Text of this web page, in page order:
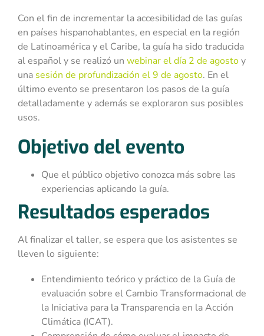
Con el fin de incrementar la accesibilidad de las guías
en países hispanohablantes, en especial en la región
de Latinoamérica y el Caribe, la guía ha sido traducida
al español y se realizó un webinar el día 2 de agostoy
una sesión de profundización el 9 de agosto. En el
último evento se presentaron los pasos de la guía
detalladamente y además se exploraron sus posibles
usos.
Objetivo del evento
Que el público objetivo conozca más sobre las
experiencias aplicando la guía.
Resultados esperados
Al finalizar el taller, se espera que los asistentes se
lleven lo siguiente:
Entendimiento teórico y práctico de la Guía de
evaluación sobre el Cambio Transformacional de
la Iniciativa para la Transparencia en la Acción
Climática (ICAT).